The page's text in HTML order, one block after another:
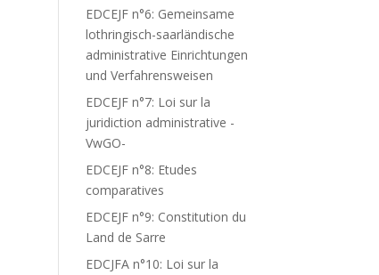
EDCEJF n°6: Gemeinsame
lothringisch-saarländische
administrative Einrichtungen
und Verfahrensweisen
EDCEJF n°7: Loi sur la
juridiction administrative -
VwGO-
EDCEJF n°8: Etudes
comparatives
EDCEJF n°9: Constitution du
Land de Sarre
EDCJFA n°10: Loi sur la